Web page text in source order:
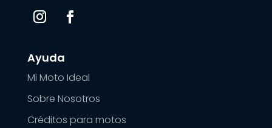
Ayuda
Mi Moto Ideal
Sobre Nosotros
Créditos para motos